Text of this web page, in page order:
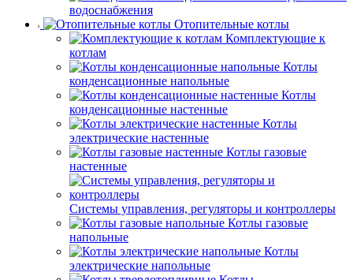
водоснабжения
Отопительные котлы
Комплектующие к
котлам
Котлы
конденсационные напольные
Котлы
конденсационные настенные
Котлы
электрические настенные
Котлы газовые
настенные
Системы управления, регуляторы и контроллеры
Котлы газовые
напольные
Котлы
электрические напольные